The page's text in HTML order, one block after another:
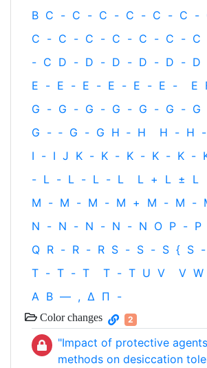
B C - C - C - C - C - C -
C - C - C - C - C - C - C
- C D - D - D - D - D - D
E - E - E - E - E - E - E
G - G - G - G - G - G - G
G - ‐ G - G H ‐ H H - H -
I - I J K - K - K - K - K -
- L - L - L - L L + L ± L
M - M - M - M + M - M -
N - N - N - N - N O P - P
Q R - R - R S - S - S { S -
T - T - T T - T U V V W
Α Β — , Δ Π -
Color changes 2
"Impact of protective
methods on desiccation